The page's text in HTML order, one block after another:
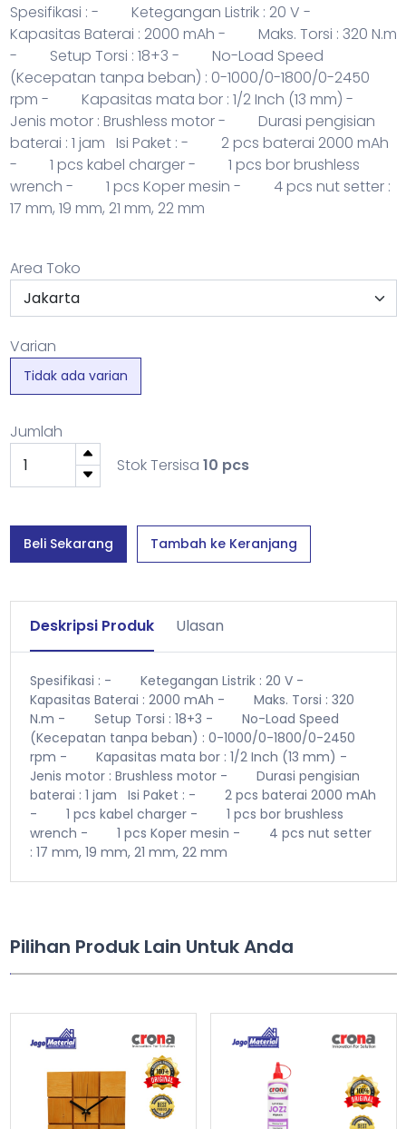
Spesifikasi : - Ketegangan Listrik : 20 V -
Kapasitas Baterai : 2000 mAh - Maks. Torsi : 320 N.m
- Setup Torsi : 18+3 - No-Load Speed
(Kecepatan tanpa beban) : 0-1000/0-1800/0-2450
rpm - Kapasitas mata bor : 1/2 Inch (13 mm) -
Jenis motor : Brushless motor- Durasi pengisian
baterai : 1 jam Isi Paket : - 2 pcs baterai 2000 mAh
- 1 pcs kabel charger- 1 pcs bor brushless
wrench - 1 pcs Koper mesin - 4 pcs nut setter :
17 mm, 19 mm, 21 mm, 22 mm
Area Toko
Varian
Tidak ada varian
Jumlah
Stok Tersisa 10 pcs
Beli Sekarang Tambah ke Keranjang
Deskripsi Produk Ulasan
Spesifikasi : - Ketegangan Listrik : 20 V-
Kapasitas Baterai : 2000 mAh - Maks. Torsi : 320
N.m - Setup Torsi : 18+3 - No-Load Speed
(Kecepatan tanpa beban) : 0-1000/0-1800/0-2450
rpm - Kapasitas mata bor : 1/2 Inch (13 mm) -
Jenis motor : Brushless motor- Durasi pengisian
baterai : 1 jam
Isi Paket : - 2 pcs baterai 2000 mAh
- 1 pcs kabel charger- 1 pcs bor brushless
wrench - 1 pcs Koper mesin - 4 pcs nut setter
: 17 mm, 19 mm, 21 mm, 22 mm
Pilihan Produk Lain Untuk Anda